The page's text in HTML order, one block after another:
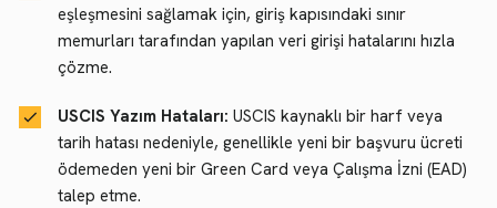
eşleşmesini sağlamak için, giriş kapısındaki sınır
memurları tarafından yapılan veri girişi hatalarını hızla
çözme.
USCIS Yazım Hataları: USCIS kaynaklı bir harf veya
tarih hatası nedeniyle, genellikle yeni bir başvuru ücreti
ödemeden yeni bir Green Card veya Çalışma İzni (EAD)
talep etme.